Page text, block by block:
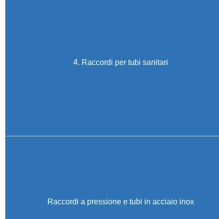
4. Raccordi per tubi sanitari
Raccordi a pressione e tubi in acciaio inox